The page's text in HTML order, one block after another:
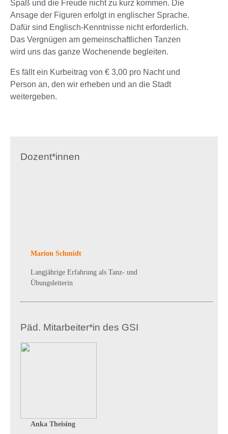
Spaß und die Freude nicht zu kurz kommen. Die
Ansage der Figuren erfolgt in englischer Sprache.
Dafür sind Englisch-Kenntnisse nicht erforderlich.
Das Vergnügen am gemeinschaftlichen Tanzen
wird uns das ganze Wochenende begleiten.
Es fällt ein Kurbeitrag von € 3,00 pro Nacht und
Person an, den wir erheben und an die Stadt
weitergeben.
Dozent*innen
Marion Schmidt
Langjährige Erfahrung als Tanz- und
Übungsleiterin
Päd. Mitarbeiter*in des GSI
Anka Theising